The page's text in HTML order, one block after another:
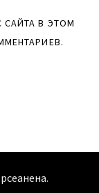
САЙТА В ЭТОМ
.